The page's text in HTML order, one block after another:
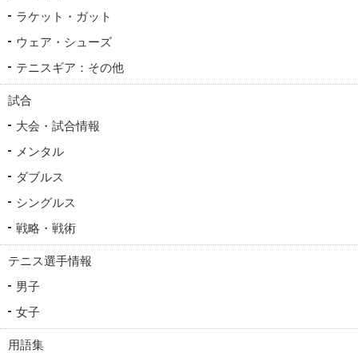
ラケット・ガット
ウェア・シューズ
テニスギア：その他
試合
大会・試合情報
メンタル
ダブルス
シングルス
戦略・戦術
テニス選手情報
男子
女子
用語集